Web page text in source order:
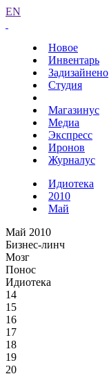
EN
Новое
Инвентарь
Задизайнено
Студия
Магазинус
Медиа
Экспресс
Иронов
Журналус
Идиотека
2010
Май
Май 2010
Бизнес-линч
Мозг
Понос
Идиотека
14
15
16
17
18
19
20